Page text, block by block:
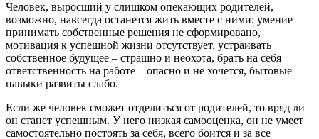
Человек, выросший у слишком опекающих родителей,
возможно, навсегда останется жить вместе с ними: умение
принимать собственные решения не сформировано,
мотивация к успешной жизни отсутствует, устраивать
собственное будущее – страшно и неохота, брать на себя
ответственность на работе – опасно и не хочется, бытовые
навыки развиты слабо.
Если же человек сможет отделиться от родителей, то вряд ли
он станет успешным. У него низкая самооценка, он не умеет
самостоятельно постоять за себя, всего боится и за все